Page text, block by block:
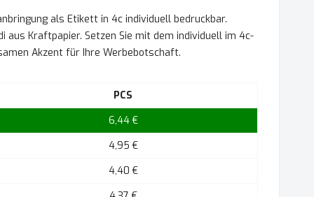
als Etikett in 4c individuell bedruckbar.
aus Kraftpapier. Setzen Sie mit dem individuell im 4c-
Akzent für Ihre Werbebotschaft.
PCS
6,44 €
4,95 €
4,40 €